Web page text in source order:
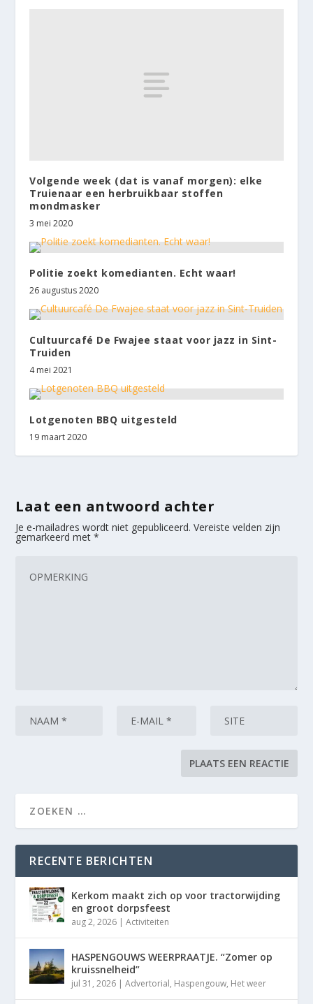
Volgende week (dat is vanaf morgen): elke
Truienaar een herbruikbaar stoffen
mondmasker
3 mei 2020
Politie zoekt komedianten. Echt waar!
26 augustus 2020
Cultuurcafé De Fwajee staat voor jazz in Sint-
Truiden
4 mei 2021
Lotgenoten BBQ uitgesteld
19 maart 2020
Laat een antwoord achter
Je e-mailadres wordt niet gepubliceerd. Vereiste velden zijn
gemarkeerd met*
RECENTE BERICHTEN
Kerkom maakt zich op voor tractorwijding
en groot dorpsfeest
aug 2, 2026 |Activiteiten
HASPENGOUWS WEERPRAATJE. “Zomer op
kruissnelheid”
jul 31, 2026 |Advertorial, Haspengouw, Het weer